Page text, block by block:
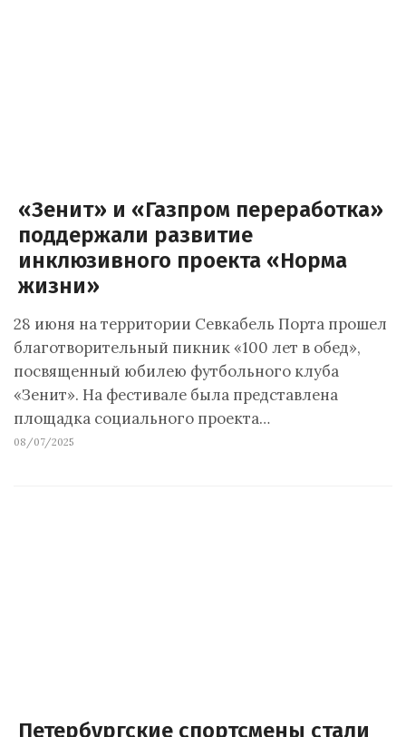
«Зенит» и «Газпром переработка»
поддержали развитие
инклюзивного проекта «Норма
жизни»
28 июня на территории Севкабель Порта прошел
благотворительный пикник «100 лет в обед»,
посвященный юбилею футбольного клуба
«Зенит». На фестивале была представлена
площадка социального проекта…
08/07/2025
Петербургские спортсмены стали